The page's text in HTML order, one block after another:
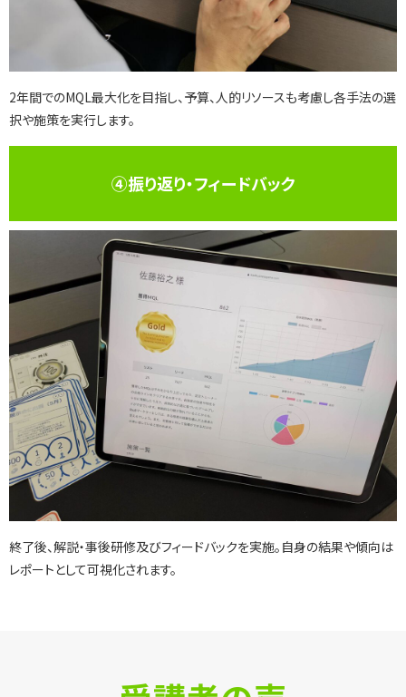
2年間でのMQL最大化を目指し、予算、人的リソースも考慮し各手法の選
択や施策を実行します。
④振り返り・フィードバック
終了後、解説・事後研修及びフィードバックを実施。自身の結果や傾向は
レポートとして可視化されます。